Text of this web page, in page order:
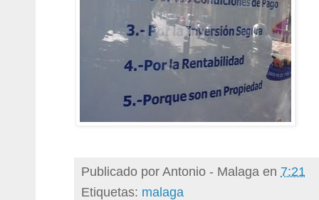
Publicado porAntonio - Malaga en 7:21
Etiquetas: malaga